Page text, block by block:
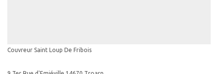
Couvreur Saint Loup De Fribois